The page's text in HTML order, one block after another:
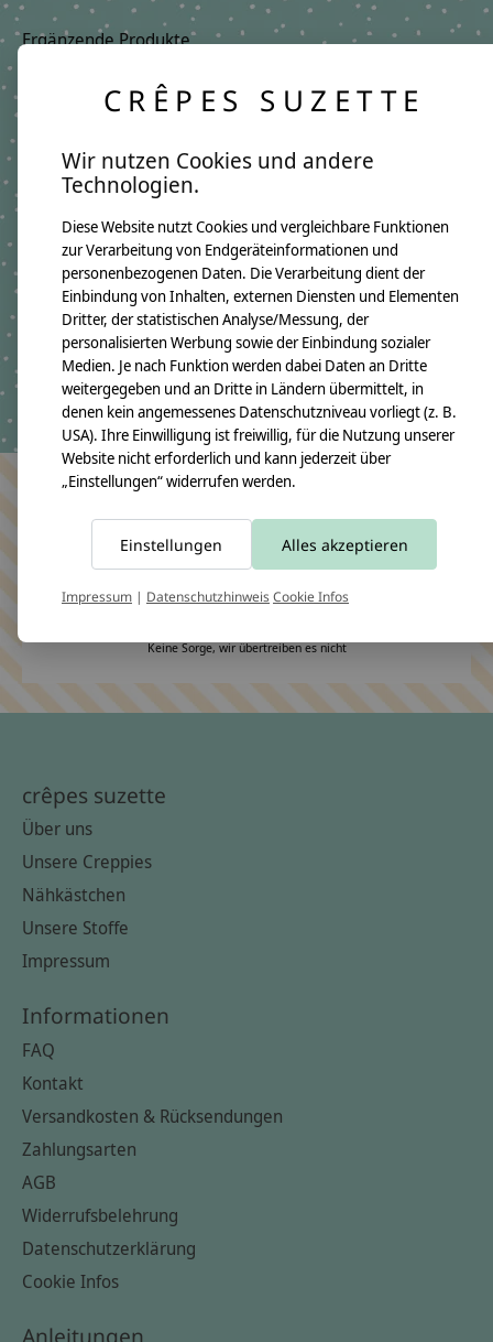
Ergänzende Produkte
crêpes suzette Postkarte
Schulkind für Mädchen
€0,50 *
*Inkl. MwSt. zzgl.Versandkosten
crêpes suzette Postkarte
Schulkind für Jungs
€0,50 *
*Inkl. MwSt. zzgl.Versandkosten
Bleiben Sie in Kontakt
Keine Sorge, wir übertreiben es nicht
crêpes suzette
Über uns
Unsere Creppies
Nähkästchen
Unsere Stoffe
Impressum
Informationen
FAQ
Kontakt
Versandkosten & Rücksendungen
Zahlungsarten
AGB
Widerrufsbelehrung
Datenschutzerklärung
Cookie Infos
Anleitungen
CRÊPES SUZETTE
Wir nutzen Cookies und andere
Technologien.
Diese Website nutzt Cookies und vergleichbare Funktionen
zur Verarbeitung von Endgeräteinformationen und
personenbezogenen Daten. Die Verarbeitung dient der
Einbindung von Inhalten, externen Diensten und Elementen
Dritter, der statistischen Analyse/Messung, der
personalisierten Werbung sowie der Einbindung sozialer
Medien. Je nach Funktion werden dabei Daten an Dritte
weitergegeben und an Dritte in Ländern übermittelt, in
denen kein angemessenes Datenschutzniveau vorliegt (z. B.
USA). Ihre Einwilligung ist freiwillig, für die Nutzung unserer
Website nicht erforderlich und kann jederzeit über
„Einstellungen“ widerrufen werden.
Einstellungen Alles akzeptieren
Impressum | DatenschutzhinweisCookie Infos